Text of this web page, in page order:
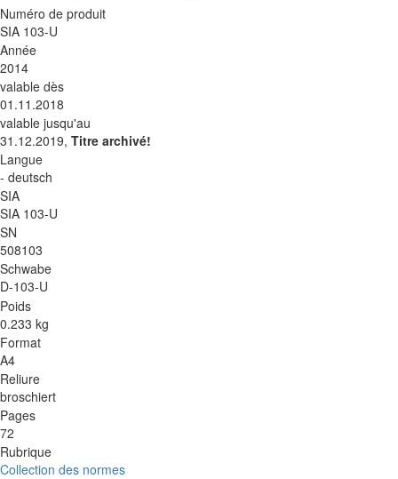
Numéro de produit
SIA 103-U
Année
2014
valable dès
01.11.2018
valable jusqu'au
31.12.2019, Titre archivé!
Langue
- deutsch
SIA
SIA 103-U
SN
508103
Schwabe
D-103-U
Poids
0.233 kg
Format
A4
Reliure
broschiert
Pages
72
Rubrique
Collection des normes